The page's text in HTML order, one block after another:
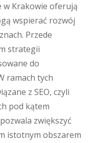
w Krakowie oferują
wspierać rozwój
Przede
strategii
do
ramach tych
z SEO, czyli
pod kątem
zwiększyć
istotnym obszarem